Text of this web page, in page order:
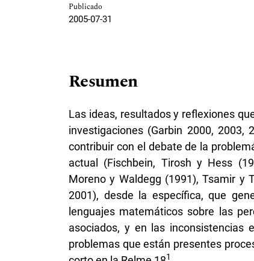
Publicado
2005-07-31
Resumen
Las ideas, resultados y reflexiones
investigaciones (Garbin 2000,
contribuir con el debate de la
actual (Fischbein, Tirosh y Hess
Moreno y Waldegg (1991), Tsamir y
2001), desde la específica, que
lenguajes matemáticos sobre las
asociados, y en las inconsistencias
problemas que están presentes
1